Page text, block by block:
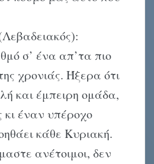
σ’ ένα απ’τα πιο
χρονιάς. Ήξερα ότι
και έμπειρη ομάδα,
κι έναν υπέροχο
κάθε Kυριακή.
ανέτοιμοι, δεν